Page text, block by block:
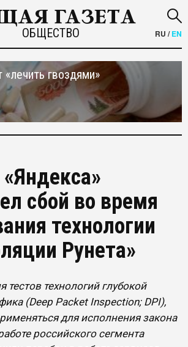
ОБЩЕСТВО RU /EN
«лечить гвоздями»
сбой во время
технологии
Рунета»
тестов технологий глубокой
(Deep Packet Inspection; DPI),
для исполнения закона
российского сегмента